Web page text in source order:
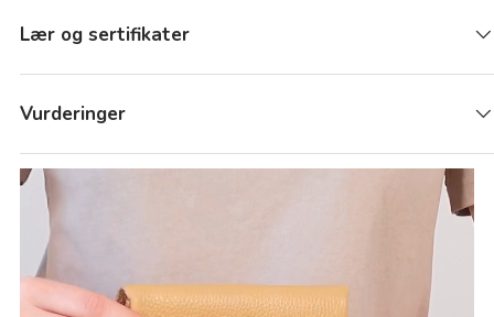
Lær og sertifikater
Vurderinger